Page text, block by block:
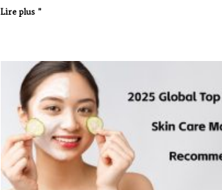
Lire plus "